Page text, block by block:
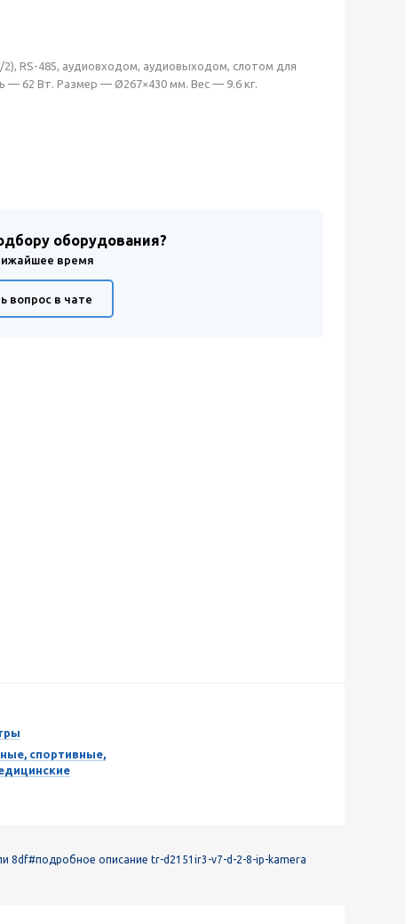
RS-485, аудиовходом, аудиовыходом, слотом для
— 62 Вт. Размер — Ø267×430 мм. Вес — 9.6 кг.
оборудования?
время
вопрос в чате
спортивные,
8df#подробное описание tr-d2151ir3-v7-d-2-8-ip-kamera